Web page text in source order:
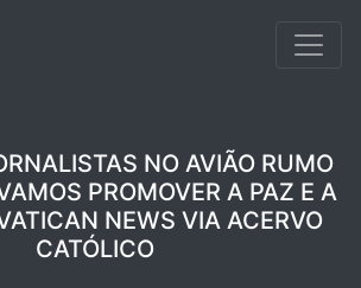
NO AVIÃO RUMO
PROMOVER A PAZ E A
NEWS VIA ACERVO
CATÓLICO